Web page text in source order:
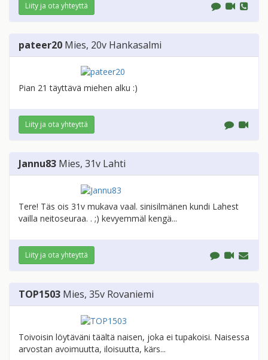
Liity ja ota yhteyttä
pateer20 Mies, 20v Hankasalmi
Pian 21 täyttävä miehen alku :)
Liity ja ota yhteyttä
Jannu83 Mies, 31v Lahti
Tere! Täs ois 31v mukava vaal. sinisilmänen kundi Lahest
vailla neitoseuraa. . ;) kevyemmäl kengä...
Liity ja ota yhteyttä
TOP1503 Mies, 35v Rovaniemi
Toivoisin löytäväni täältä naisen, joka ei tupakoisi. Naisessa
arvostan avoimuutta, iloisuutta, kärs...